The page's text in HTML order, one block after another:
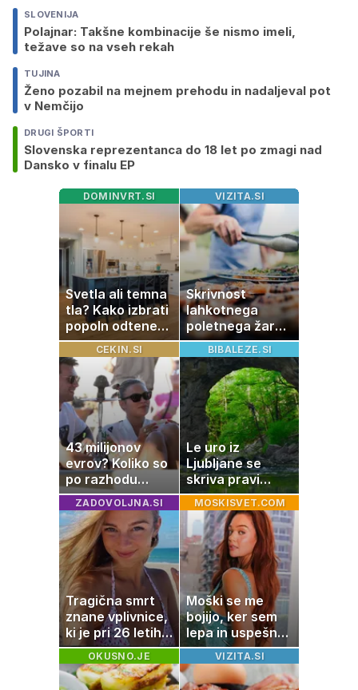
SLOVENIJA
Polajnar: Takšne kombinacije še nismo imeli,
težave so na vseh rekah
TUJINA
Ženo pozabil na mejnem prehodu in nadaljeval pot
v Nemčijo
DRUGI ŠPORTI
Slovenska reprezentanca do 18 let po zmagi nad
Dansko v finalu EP
DOMINVRT.SI
Svetla ali temna
tla? Kako izbrati
popoln odtenek
za vaš dom
VIZITA.SI
Skrivnost
lahkotnega
poletnega žara,
po katerem ne
boste
potrebovali
popoldanskega
spanca
CEKIN.SI
43 milijonov
evrov? Koliko so
po razhodu
zahtevale ali
prejele
partnerice
športnih
zvezdnikov
BIBALEZE.SI
Le uro iz
Ljubljane se
skriva pravi
naravni čudež:
izlet, ki bo
navdušil otroke
ZADOVOLJNA.SI
Tragična smrt
znane vplivnice,
ki je pri 26 letih
izgubila boj z
boleznijo
MOSKISVET.COM
Moški se me
bojijo, ker sem
lepa in uspešna:
Misica razkrila,
zakaj je še
vedno samska
OKUSNO.JE VIZITA.SI